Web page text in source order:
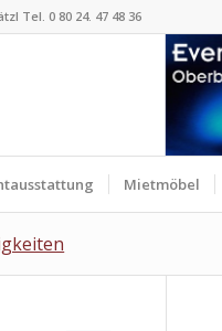
Tel. 0 80 24. 47 48 36
Mietmöbel